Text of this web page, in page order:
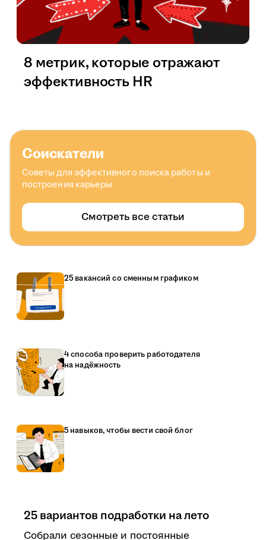
8 метрик, которые отражают
эффективность HR
Соискатели
Советы для эффективного поиска работы и
построения карьеры
Смотреть все статьи
25 вакансий со сменным графиком
4 способа проверить работодателя
на надёжность
5 навыков, чтобы вести свой блог
25 вариантов подработки на лето
Собрали сезонные и постоянные